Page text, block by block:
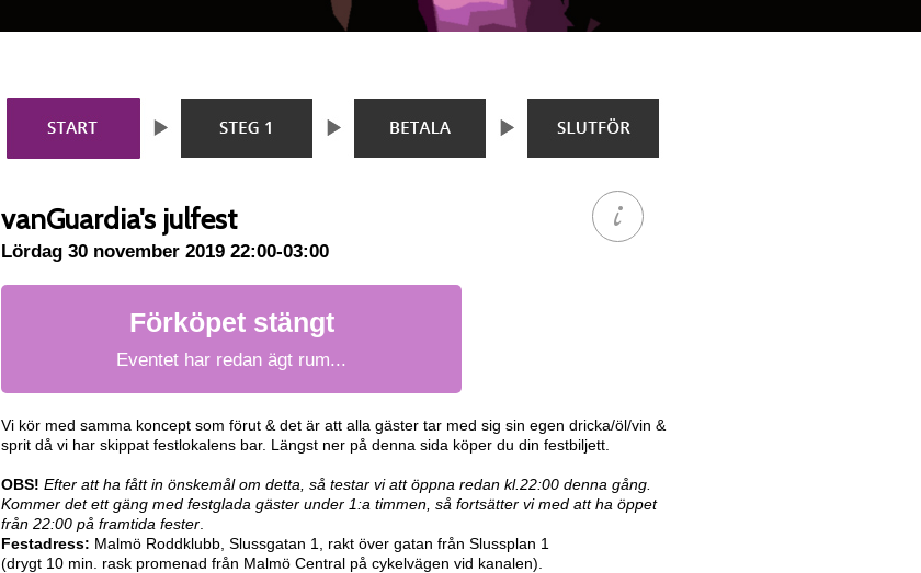
vanGuardia's julfest
Lördag 30 november 2019 22:00-03:00
Förköpet stängt
Eventet har redan ägt rum...
Vi kör med samma koncept som förut & det är att alla gäster tar med sig sin egen dricka/öl/vin &
sprit då vi har skippat festlokalens bar. Längst ner på denna sida köper du din festbiljett.
OBS! Efter att ha fått in önskemål om detta, så testar vi att öppna redan kl.22:00 denna gång.
Kommer det ett gäng med festglada gäster under 1:a timmen, så fortsätter vi med att ha öppet
från 22:00 på framtida fester
Festadress: Malmö Roddklubb, Slussgatan 1, rakt över gatan från Slussplan 1
(drygt 10 min. rask promenad från Malmö Central på cykelvägen vid kanalen).